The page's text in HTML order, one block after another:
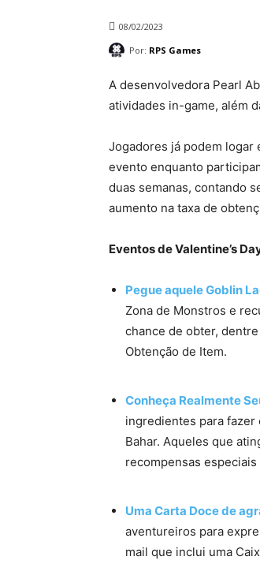
08/02/2023
Por: RPS Games
A desenvolvedora Pearl
atividades in-game, além
Jogadores já podem logar
evento enquanto
duas semanas, contando
aumento na taxa de
Eventos de Valentine’s
Pegue aquele Goblin
Zona de Monstros e
chance de obter,
Obtenção de Item.
Conheça Realmente
ingredientes para fazer
Bahar. Aqueles que
recompensas
Uma Carta Doce de
aventureiros para
mail que inclui uma